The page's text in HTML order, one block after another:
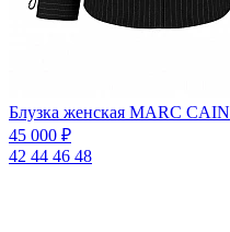
Блузка женская MARC CAIN
45 000 ₽
42 44 46 48